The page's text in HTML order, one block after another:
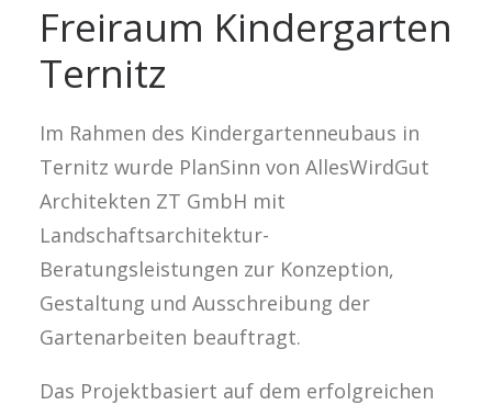
Freiraum Kindergarten
Ternitz
Im Rahmen des Kindergartenneubaus in
Ternitz wurde PlanSinn von AllesWirdGut
Architekten ZT GmbH mit
Landschaftsarchitektur-
Beratungsleistungen zur Konzeption,
Gestaltung und Ausschreibung der
Gartenarbeiten beauftragt.
Das Projektbasiert auf dem erfolgreichen